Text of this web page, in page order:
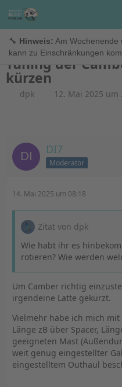
🔧 Hinweis: Am Wochenende
kann zu Einschränkungen
Windfoil
Tuning der
kürzen
dpk 12. Mai 2025 um
DI7
Moderator
14. Mai 2025 um 08:18
Zitat von dpk
Wie habt ihr es
rotieren? Wie werden
Um Camber richtig
irgendeine Latte gekürzt.
Vielmehr habe ich mich
Länge zB über Spacer,
geeigneten Mast
weit genug eingestellter
eingestelltem Outhaul